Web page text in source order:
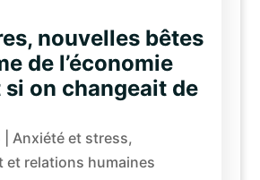
nouvelles bêtes
de l’économie
on changeait de
Anxiété et stress,
et relations humaines